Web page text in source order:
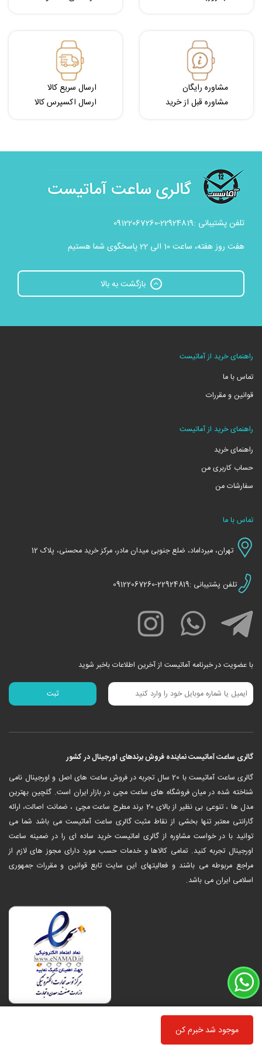
موجود شد خبرم کن
مشاوره رایگان
مشاوره قبل از خرید
ارسال سریع کالا
ارسال اکسپرس کالا
تلفن پشتیبانی :22924819-09122067260
هفت روز هفته، ساعت 10 الی 22 پاسخگوی شما هستیم
بازگشت به بالا
راهنمای خرید از آماتیست
تماس با ما
قوانین و مقررات
راهنمای خرید از آماتیست
راهنمای خرید
حساب کاربری من
سفارشات من
تماس با ما
تهران، میرداماد، ضلع جنوبی میدان مادر، مرکز خرید محسنی، پلاک 12
تلفن پشتیبانی :22924819-09122067260
با عضویت در خبرنامه آماتیست از آخرین اطلاعات باخبر شوید
گالری ساعت آماتیست نماینده فروش برندهای اورجینال در کشور
‎گالری ساعت آماتیست با 20 سال تجربه در فروش ساعت های اصل و اورجینال نامی
شناخته شده در میان فروشگاه های ساعت مچی در بازار ایران است. گلچین بهترین
مدل ها ، تنوعی بی نظیر از بالای 20 برند مطرح ساعت مچی ، ضمانت اصالت، ارائه
گارانتی معتبر تنها بخشی از نقاط مثبت گالری ساعت آماتیست می باشد شما می
توانید با در خواست مشاوره از گالری اماتیست خرید ساده ای را در ضمینه ساعت
اورجینال تجربه کنید. تمامی کالاها و خدمات حسب مورد دارای مجوز های لازم از
مراجع مربوطه می باشند و فعالیتهای این سایت تابع قوانین و مقررات جمهوری
اسلامی ایران می باشد.
طراحی سایت